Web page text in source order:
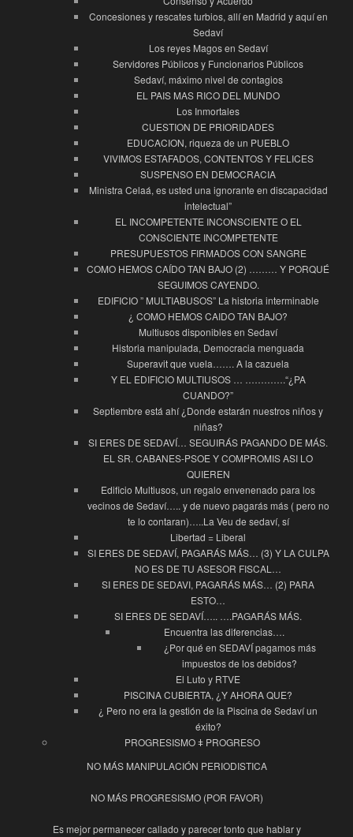
Concesiones y rescates turbios, allí en Madrid y aquí en
Sedaví
Los reyes Magos en Sedaví
Servidores Públicos y Funcionarios Públicos
Sedaví, máximo nivel de contagios
EL PAIS MAS RICO DEL MUNDO
Los Inmortales
CUESTION DE PRIORIDADES
EDUCACION, riqueza de un PUEBLO
VIVIMOS ESTAFADOS, CONTENTOS Y FELICES
SUSPENSO EN DEMOCRACIA
Ministra Celaá, es usted una ignorante en discapacidad
intelectual”
EL INCOMPETENTE INCONSCIENTE O EL
CONSCIENTE INCOMPETENTE
PRESUPUESTOS FIRMADOS CON SANGRE
COMO HEMOS CAÍDO TAN BAJO (2) ……… Y PORQUÉ
SEGUIMOS CAYENDO.
EDIFICIO ” MULTIABUSOS” La historia interminable
¿ COMO HEMOS CAIDO TAN BAJO?
Multiusos disponibles en Sedaví
Historia manipulada, Democracia menguada
Superavit que vuela……. A la cazuela
Y EL EDIFICIO MULTIUSOS … ………….“¿PA
CUANDO?”
Septiembre está ahí ¿Donde estarán nuestros niños y
niñas?
SI ERES DE SEDAVÍ… SEGUIRÁS PAGANDO DE MÁS.
EL SR. CABANES-PSOE Y COMPROMIS ASI LO
QUIEREN
Edificio Multiusos, un regalo envenenado para los
vecinos de Sedaví….. y de nuevo pagarás más ( pero no
te lo contaran)…..La Veu de sedaví, sí
Libertad = Liberal
SI ERES DE SEDAVÍ, PAGARÁS MÁS… (3) Y LA CULPA
NO ES DE TU ASESOR FISCAL…
SI ERES DE SEDAVI, PAGARÁS MÁS… (2) PARA
ESTO…
SI ERES DE SEDAVÍ….. ….PAGARÁS MÁS.
Encuentra las diferencias….
¿Por qué en SEDAVÍ pagamos más
impuestos de los debidos?
El Luto y RTVE
PISCINA CUBIERTA, ¿Y AHORA QUE?
¿ Pero no era la gestión de la Piscina de Sedaví un
éxito?
PROGRESISMO ǂ PROGRESO
NO MÁS MANIPULACIÓN PERIODISTICA
NO MÁS PROGRESISMO (POR FAVOR)
Es mejor permanecer callado y parecer tonto que hablar y